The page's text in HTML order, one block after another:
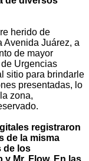
herido de
Avenida Juárez, a
de mayor
Urgencias
sitio para brindarle
presentadas, lo
zona,
registraron
de la misma
de los
Mr. Flow. En las